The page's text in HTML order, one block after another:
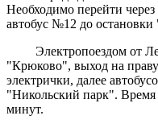
Необходимо перейти
автобус №12 до
Электропоездом от
"Крюково", выход на
электрички, далее
"Никольский парк". Время
минут.